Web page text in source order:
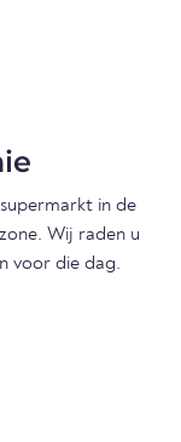
in de
Wij raden u
voor die dag.